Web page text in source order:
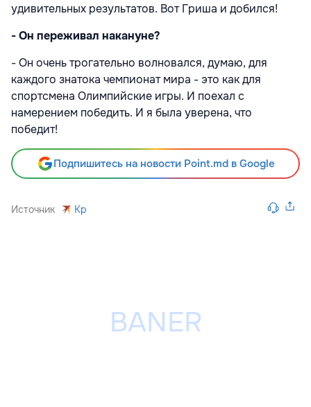
удивительных результатов. Вот Гриша и добился!
- Он переживал накануне?
- Он очень трогательно волновался, думаю, для
каждого знатока чемпионат мира - это как для
спортсмена Олимпийские игры. И поехал с
намерением победить. И я была уверена, что
победит!
Подпишитесь на новости Point.md в Google
Источник Kp